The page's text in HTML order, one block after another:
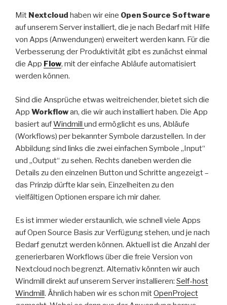
Mit Nextcloud haben wir eine Open Source Software
auf unserem Server installiert, die je nach Bedarf mit Hilfe
von Apps (Anwendungen) erweitert werden kann. Für die
Verbesserung der Produktivität gibt es zunächst einmal
die App Flow, mit der einfache Abläufe automatisiert
werden können.
Sind die Ansprüche etwas weitreichender, bietet sich die
App Workflowan, die wir auch installiert haben. Die App
basiert aufWindmill und ermöglicht es uns, Abläufe
(Workflows) per bekannter Symbole darzustellen. In der
Abbildung sind links die zwei einfachen Symbole „Input“
und „Output“ zu sehen. Rechts daneben werden die
Details zu den einzelnen Button und Schritte angezeigt –
das Prinzip dürfte klar sein, Einzelheiten zu den
vielfältigen Optionen erspare ich mir daher.
Es ist immer wieder erstaunlich, wie schnell viele Apps
auf Open Source Basis zur Verfügung stehen, und je nach
Bedarf genutzt werden können. Aktuell ist die Anzahl der
generierbaren Workflows über die freie Version von
Nextcloud noch begrenzt. Alternativ könnten wir auch
Windmill direkt auf unserem Server installieren: Self-host
Windmill . Ähnlich haben wir es schon mitOpenProject